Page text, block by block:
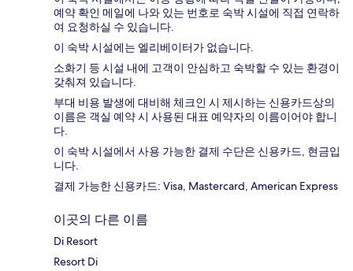
예약 확인 메일에 나와 있는 번호로 숙박 시설에 직접 연락하
여 요청하실 수 있습니다.
이 숙박 시설에는 엘리베이터가 없습니다.
소화기 등 시설 내에 고객이 안심하고 숙박할 수 있는 환경이
갖춰져 있습니다.
부대 비용 발생에 대비해 체크인 시 제시하는 신용카드상의
이름은 객실 예약 시 사용된 대표 예약자의 이름이어야 합니
다.
이 숙박 시설에서 사용 가능한 결제 수단은 신용카드, 현금입
니다.
결제 가능한 신용카드: Visa, Mastercard, American Express
이곳의 다른 이름
Di Resort
Resort Di